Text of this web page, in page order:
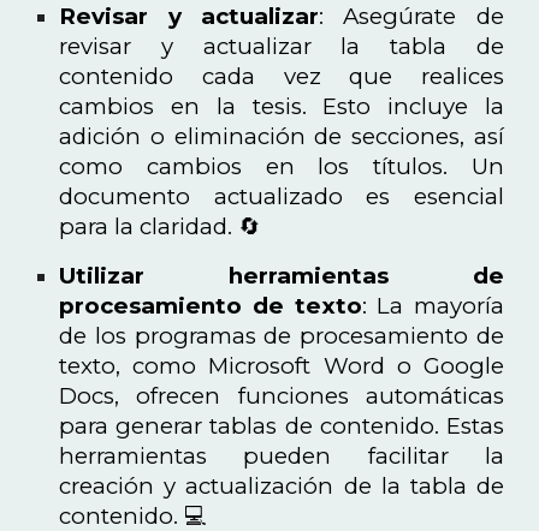
Revisar y actualizar: Asegúrate de
revisar y actualizar la tabla de
contenido cada vez que realices
cambios en la tesis. Esto incluye la
adición o eliminación de secciones, así
como cambios en los títulos. Un
documento actualizado es esencial
para la claridad. 🔄
Utilizar herramientas de
procesamiento de texto: La mayoría
de los programas de procesamiento de
texto, como Microsoft Word o Google
Docs, ofrecen funciones automáticas
para generar tablas de contenido. Estas
herramientas pueden facilitar la
creación y actualización de la tabla de
contenido. 💻